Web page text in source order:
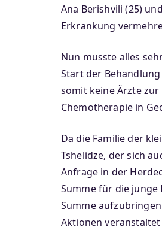
Ana Berishvili (25)
Erkrankung
Nun musste alles
Start der
somit keine Ärzte
Chemotherapie in
Da die Familie der
Tshelidze, der sich
Anfrage in der
Summe für die junge
Summe
Aktionen